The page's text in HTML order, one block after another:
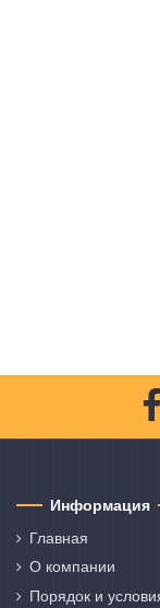
Информация
Главная
О компании
Порядок и